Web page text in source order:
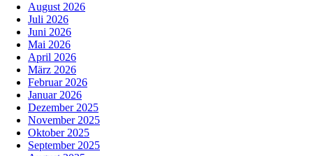
August 2026
Juli 2026
Juni 2026
Mai 2026
April 2026
März 2026
Februar 2026
Januar 2026
Dezember 2025
November 2025
Oktober 2025
September 2025